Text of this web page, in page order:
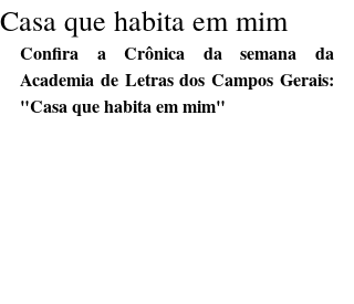
Casa que habita em mim
Confira a Crônica da semana da
Academia de Letras dos Campos Gerais:
"Casa que habita em mim"